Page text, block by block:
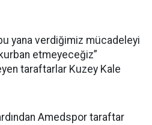
yana verdiğimiz mücadeleyi
etmeyeceğiz”
taraftarlar Kuzey Kale
ardından Amedspor taraftar